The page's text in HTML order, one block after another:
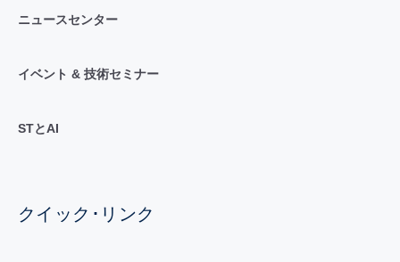
ニュースセンター
イベント & 技術セミナー
STとAI
クイック･リンク